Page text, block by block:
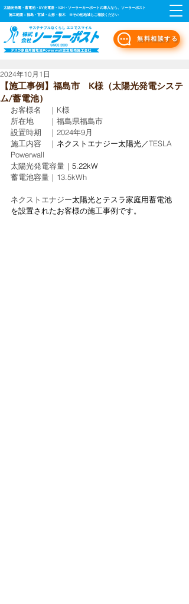
無料相談する
太陽光発電・蓄電池・EV充電器・V2H・ソーラーカーポートの導入なら、ソーラーポスト
施工範囲：福島・宮城・山形・栃木 ※その他地域もご相談ください
【施工事例】福島市 K様（太陽光発電システ
ム/蓄電池）
2024年10月1日
お客様名　｜K様
所在地　　｜福島県福島市
設置時期　｜2024年9月
施工内容　｜ ネクストエナジー太陽光／TESLA
Powerwall
太陽光発電容量｜ 5.22kW
蓄電池容量｜ 13.5kWh
ネクストエナジー太陽光とテスラ家庭用蓄電池
を設置されたお客様の施工事例です。